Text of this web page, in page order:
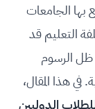
بها الجامعات
التعليم قد
ظل الرسوم
في هذا المقال،
الدوليين